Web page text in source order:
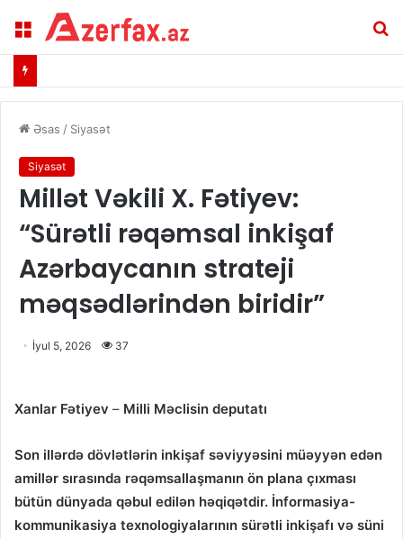
Menu
Əsas / Siyasət
Siyasət
Millət Vəkili X. Fətiyev:
“Sürətli rəqəmsal inkişaf
Azərbaycanın strateji
məqsədlərindən biridir”
İyul 5, 2026 37
Xanlar Fətiyev – Milli Məclisin deputatı
Son illərdə dövlətlərin inkişaf səviyyəsini müəyyən edən
amillər sırasında rəqəmsallaşmanın ön plana çıxması
bütün dünyada qəbul edilən həqiqətdir. İnformasiya-
kommunikasiya texnologiyalarının sürətli inkişafı və süni